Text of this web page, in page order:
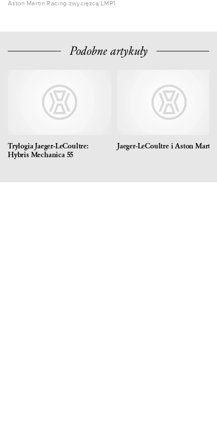
Aston Martin Racing zwycięzcą LMP1
Podobne artykuły
Trylogia Jaeger-LeCoultre:
Hybris Mechanica 55
Jaeger-LeCoultre i Aston Martin